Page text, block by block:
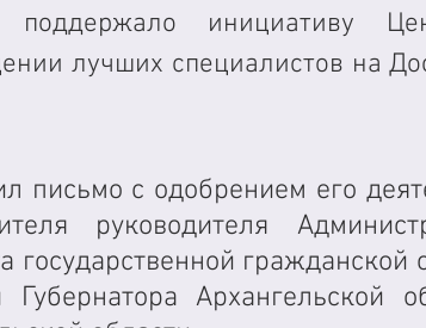
поддержало инициативу
лучших специалистов на
письмо с одобрением его
руководителя
государственной гражданской
Губернатора Архангельской